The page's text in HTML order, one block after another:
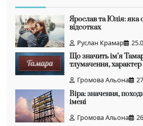
Ярослав та Юлія: яка
відсотках
Руслан Крамар
Що значить ім’я
тлумачення, характер
Громова Альона
Віра: значення,
імені
Громова Альона